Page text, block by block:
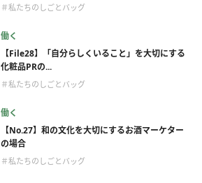
＃私たちのしごとバッグ
働く
【File28】「自分らしくいること」を大切にする
化粧品PRの...
＃私たちのしごとバッグ
働く
【No.27】和の文化を大切にするお酒マーケター
の場合
＃私たちのしごとバッグ